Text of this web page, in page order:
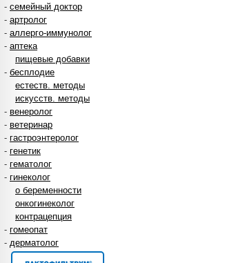
- семейный доктор
- артролог
- аллерго-иммунолог
- аптека
пищевые добавки
- бесплодие
естеств. методы
искусств. методы
- венеролог
- ветеринар
- гастроэнтеролог
- генетик
- гематолог
- гинеколог
о беременности
онкогинеколог
контрацепция
- гомеопат
- дерматолог